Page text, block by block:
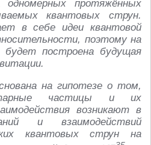
протяжённых
квантовых струн.
в себе идеи квантовой
поэтому на
будет построена будущая
на гипотезе о том,
частицы и их
возникают в
и взаимодействий
квантовых струн на